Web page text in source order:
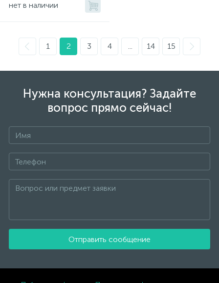
нет в наличии
1 2 3 4 ... 14 15
Нужна консультация? Задайте
вопрос прямо сейчас!
Отправить сообщение